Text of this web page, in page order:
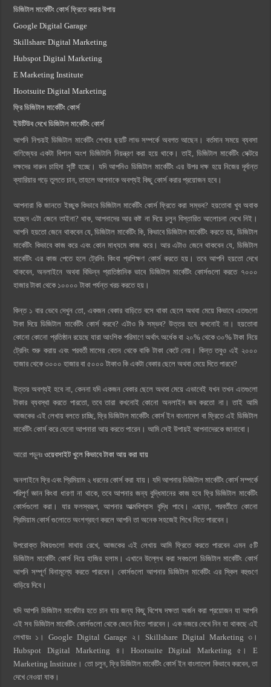
ডিজিটাল মার্কেটিং কোর্স ফ্রিতে করার উপায়
Google Digital Garage
Skillshare Digital Marketing
Hubspot Digital Marketing
E Marketing Institute
Hootsuite Digital Marketing
ফ্রি ডিজিটাল মার্কেটিং কোর্স
ইউটিউব দেখে ডিজিটাল মার্কেটিং কোর্স
আপনি নিশ্চয়ই ডিজিটাল মার্কেটিং শেখার ছয়টি লাভ সম্পর্কে অবগত আছেন। বর্তমান সময়ে ব্যবসা
বাণিজ্যের একটা বিশাল অংশ ডিজিটালি নিয়ন্ত্রণ করা হয়ে থাকে। তাই, ডিজিটাল মার্কেটিং সেক্টরে
দক্ষদের দারুন চাহিদা সৃষ্টি হচ্ছে। যদি আপনিও ডিজিটাল মার্কেটিং এর উপর দক্ষ হয়ে নিজের দূর্দান্ত
ক্যারিয়ার গড়ে তুলতে চান, তাহলে আপনাকে অবশ্যই কিছু কোর্স করার প্রয়োজন হবে।
আপনারা কি জানতে ইচ্ছুক কিভাবে ডিজিটাল মার্কেটিং কোর্স ফ্রিতে করা সম্ভব? হয়তোবা খুব অবাক
হচ্ছেন এটা জেনে তাইনা? থাক, আপনাদের আর কষ্ট না দিয়ে চলুন বিস্তারিত আলোচনা দেখে নিই।
আপনি হয়তো জেনে থাকবেন যে, ডিজিটাল মার্কেটিং কি, কিভাবে ডিজিটাল মার্কেটিং করতে হয়, ডিজিটাল
মার্কেটিং কিভাবে কাজ করে এবং কোন মাধ্যমে কাজ করে। আর এটাও জেনে থাকবেন যে, ডিজিটাল
মার্কেটিং এর কাজ পেতে হলে ট্রেনিং কিংবা প্রশিক্ষণ কোর্স করতে হয়। তবে আপনি হয়তো দেখে
থাকবেন, অনলাইনে অথবা বিভিন্ন প্রাতিষ্ঠানিক ভাবে ডিজিটাল মার্কেটিং কোর্সগুলো করতে ৭০০০
হাজার টাকা থেকে ১০০০০ টাকা পর্যন্ত খরচ করতে হয়।
কিন্ত ১ বার ভেবে দেখুন তো, একজন বেকার বাড়িতে বসে থাকা ছেলে অথবা মেয়ে কিভাবে এতগুলো
টাকা দিয়ে ডিজিটাল মার্কেটিং কোর্স করবে? এটাও কি সম্ভব? উত্তর হবে কখনোই না। হয়তোবা
কোনো কোনো প্রতিষ্ঠান রয়েছে যারা আংশিক পরিমাণে অর্থাৎ অর্ধেক বা ২০% থেকে ৩০% টাকা নিয়ে
ট্রেনিং শুরু করায় এবং পরবর্তী মাসের বেতন থেকে বাকি টাকা কেটে নেয়। কিন্ত তবুও এই ২০০০
হাজার থেকে ৩০০০ হাজার বা ৫০০০ টাকাও কি একটা বেকার ছেলে অথবা মেয়ে দিতে পারবে?
উত্তর অবশ্যই হবে না, কেননা যদি একজন বেকার ছেলে অথবা মেয়ে এভাবেই যখন তখন এতগুলো
টাকার ব্যবস্থা করতে পারতো, তবে তারা কখনোই কোনো অনলাইন জব করতো না। তাই আমি
আজকের এই লেখায় বলতে চাচ্ছি, ফ্রি ডিজিটাল মার্কেটিং কোর্স ইন বাংলাদেশ বা ফ্রিতে এই ডিজিটাল
মার্কেটিং কোর্স করে যেনো আপনারা আয় করতে পারেন। আমি সেই উপায়ই আপনাদেরকে জানাবো।
আরো পড়ুনঃওয়েবসাইট খুলে কিভাবে টাকা আয় করা যায়
অনলাইনে ফ্রি এবং প্রিমিয়াম ২ ধরনের কোর্স করা যায়। যদি আপনার ডিজিটাল মার্কেটিং কোর্স সম্পর্কে
পরিপূর্ণ জ্ঞান কিংবা ধারণা না থাকে, তবে আপনার জন্য বুদ্ধিমানের কাজ হবে ফ্রি ডিজিটাল মার্কেটিং
কোর্সগুলো করা। যার ফলস্বরূপ, আপনার আত্মবিশ্বাস বৃদ্ধি পাবে। এছাড়া, পরবর্তীতে কোনো
প্রিমিয়াম কোর্স গুলোতে অংশগ্রহণ করলে আপনি তা অনেক সহজেই শিখে নিতে পারবেন।
উপরোক্ত বিষয়গুলো মাথায় রেখে, আজকের এই লেখায় আমি ফ্রিতে করতে পারবেন এমন ৫টি
ডিজিটাল মার্কেটিং কোর্স নিয়ে হাজির হলাম। এখানে উল্লেখ করা সবগুলো ডিজিটাল মার্কেটিং কোর্স
আপনি সম্পূর্ণ বিনামূল্যে করতে পারবেন। কোর্সগুলো আপনার ডিজিটাল মার্কেটিং এর স্কিল বহুগুণে
বাড়িয়ে দিবে।
যদি আপনি ডিজিটাল মার্কেটার হতে চান যার জন্য কিছু বিশেষ দক্ষতা অর্জন করা প্রয়োজন যা আপনি
এই সব ডিজিটাল মার্কেটিং কোর্সগুলো থেকে জেনে নিতে পারবেন। এক নজরে দেখে নিন যা থাকছে এই
লেখায়ঃ ১।Google Digital Garage ২। Skillshare Digital Marketing ৩।
Hubspot Digital Marketing ৪। Hootsuite Digital Marketing ৫। E
Marketing Institute। তো চলুন, ফ্রি ডিজিটাল মার্কেটিং কোর্স ইন বাংলাদেশ কিভাবে করবেন, তা
দেখে নেওয়া যাক।